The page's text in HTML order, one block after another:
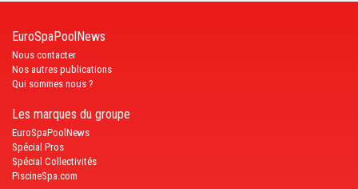
EuroSpaPoolNews
Nous contacter
Nos autres publications
Qui sommes nous ?
Les marques du groupe
EuroSpaPoolNews
Spécial Pros
Spécial Collectivités
PiscineSpa.com